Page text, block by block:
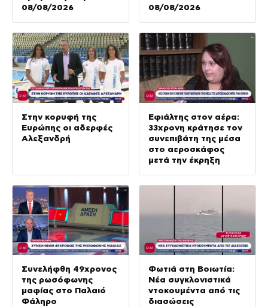
08/08/2026
08/08/2026
Στην κορυφή της
Ευρώπης οι αδερφές
Αλεξανδρή
Εφιάλτης στον αέρα:
33χρονη κράτησε τον
συνεπιβάτη της μέσα
στο αεροσκάφος
μετά την έκρηξη
Συνελήφθη 49χρονος
της ρωσόφωνης
μαφίας στο Παλαιό
Φάληρο
Φωτιά στη Βοιωτία:
Νέα συγκλονιστικά
ντοκουμέντα από τις
διασώσεις